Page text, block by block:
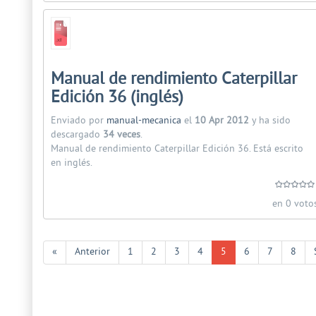
Manual de rendimiento Caterpillar
Edición 36 (inglés)
Enviado por manual-mecanica el 10 Apr 2012 y ha sido
descargado 34 veces.
Manual de rendimiento Caterpillar Edición 36. Está escrito
en inglés.
en 0
« Anterior 1 2 3 4 5 6 7 8